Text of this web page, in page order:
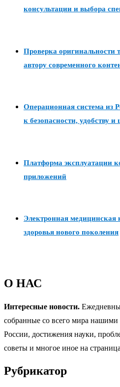
консультации и выбора
Проверка оригинальности
автору современного
Операционная система из
к безопасности, удобству
Платформа эксплуатации
приложений
Электронная медицинская
здоровья нового поколения
О НАС
Интересные новости.
собранные со всего мира
России, достижения науки,
советы и многое иное на
Рубрикатор